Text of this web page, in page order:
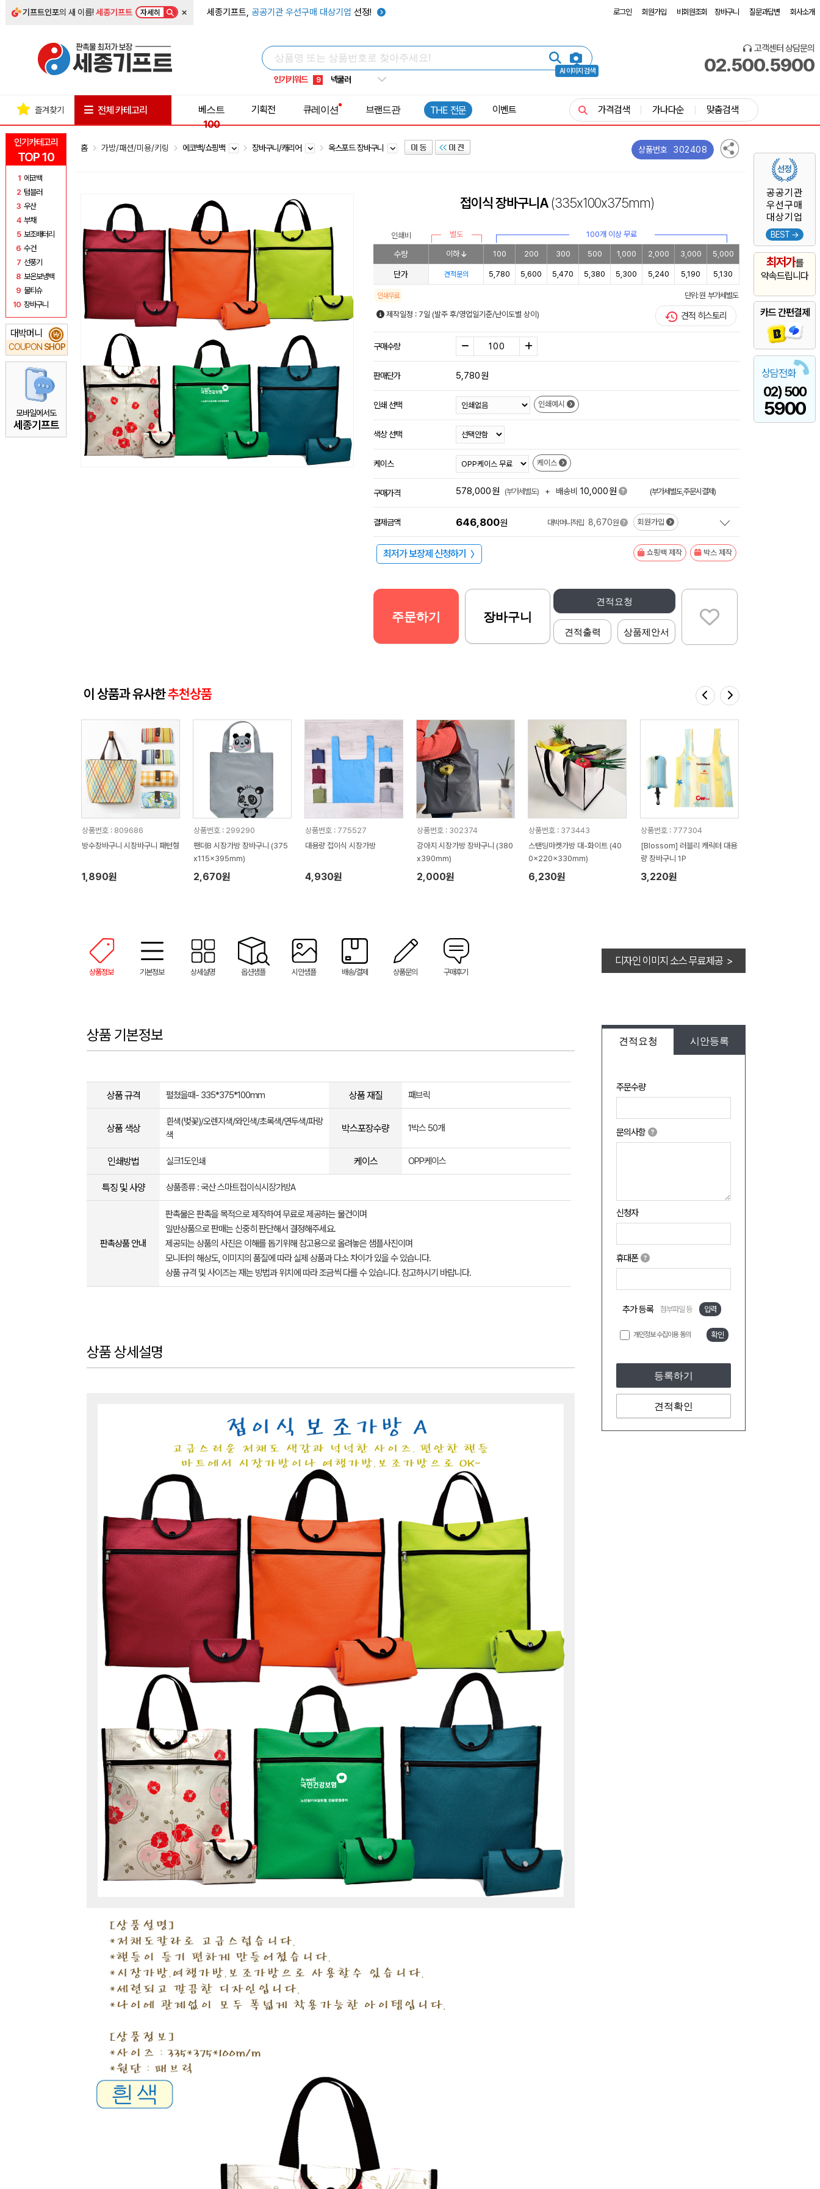
기프트인포의 새 이름!세종기프트 자세히 × 세종기프트, 공공기관 우선구매 대상기업 선정! 로그인 회원가입 비회원조회 장바구니 질문과답변 회사소개
AI 이미지 검색
인기키워드
5 키캡
8 쿨토시
9 넥쿨러
1 선풍기
고객센터 상담문의
02.500.5900
인기카테고리
TOP 10
1 에코백
2 텀블러
3 우산
4 부채
5 보조배터리
6 수건
7 선풍기
8 보온보냉백
9 물티슈
10 장바구니
대박머니
COUPON SHOP
₩
모바일에서도
세종기프트
공공기관
우선구매
대상기업
BEST →
최저가를
약속드립니다
카드 간편결제
상담전화
02) 500
5900
즐겨찾기 전체 카테고리
베스트
100
기획전 큐레이션 브랜드관 THE 전문 이벤트 가격검색 가나다순 맞춤검색
홈 가방/패션/미용/키링 에코백/쇼핑백 장바구니/캐리어 옥스포드 장바구니 상품번호 302408
접이식 장바구니A(335x100x375mm)
인쇄비 별도 100개 이상 무료
수량 이하 100 200 300 500 1,000 2,000 3,000 5,000
단가 견적문의 5,780 5,600 5,470 5,380 5,300 5,240 5,190 5,130
인쇄무료 단위: 원 부가세별도
제작일정 : 7일 (발주 후/영업일기준/난이도별 상이) 견적 히스토리
구매수량
판매단가 5,780원
인쇄 선택 인쇄예시
색상 선택
케이스 케이스
구매가격 578,000원 (부가세별도) + 배송비 10,000원 (부가세별도,주문시결제)
결제금액 646,800원 대박머니적립 8,670원 회원가입
최저가 보장제 신청하기 〉 쇼핑백 제작 박스 제작
견적요청
견적출력 상품제안서
주문하기 장바구니
이 상품과 유사한추천상품
상품번호 : 809686
방수장바구니 시장바구니 패턴형
1,890원
상품번호 : 299290
팬더B 시장가방 장바구니 (375
x115x395mm)
2,670원
상품번호 : 775527
대용량 접이식 시장가방
4,930원
상품번호 : 302374
강아지 시장가방 장바구니 (380
x390mm)
2,000원
상품번호 : 373443
스탠딩마켓가방 대-화이트 (40
0x220x330mm)
6,230원
상품번호 : 777304
[Blossom] 러블리 캐릭터 대용
량 장바구니 1P
3,220원
상품정보 기본정보 상세설명 옵션샘플 시안샘플 배송/결제 상품문의 구매후기
디자인 이미지 소스 무료제공 >
견적요청 시안등록
주문수량
문의사항
신청자
휴대폰
추가 등록 첨부파일 등 입력
개인정보 수집이용 동의 확인
등록하기
견적확인
상품 기본정보
상품 규격 펼쳤을때- 335*375*100mm 상품 재질 패브릭
상품 색상
흰색(벚꽃)/오렌지색/와인색/초록색/연두색/파랑
색
박스포장수량 1박스 50개
인쇄방법 실크1도인쇄 케이스 OPP케이스
특징 및 사양 상품종류 : 국산 스마트접이식시장가방A
판촉상품 안내
판촉물은 판촉을 목적으로 제작하여 무료로 제공하는 물건이며
일반상품으로 판매는 신중히 판단해서 결정해주세요.
제공되는 상품의 사진은 이해를 돕기위해 참고용으로 올려놓은 샘플사진이며
모니터의 해상도, 이미지의 품질에 따라 실제 상품과 다소 차이가 있을 수 있습니다.
상품 규격 및 사이즈는 재는 방법과 위치에 따라 조금씩 다를 수 있습니다. 참고하시기 바랍니다.
상품 상세설명